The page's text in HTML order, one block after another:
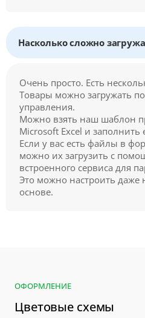
Насколько сложно
Очень просто. Есть
Товары можно загружать
управления.
Можно взять наш шаблон
Microsoft Excel и
Если у вас есть файлы в
можно их загрузить с
встроенного сервиса для
Это можно настроить даже
основе.
ОФОРМЛЕНИЕ
Цветовые схемы